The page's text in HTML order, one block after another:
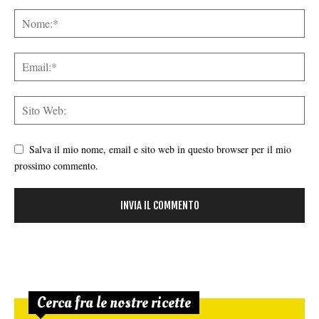
Salva il mio nome, email e sito web in questo browser per il mio
prossimo commento.
Cerca fra le nostre ricette